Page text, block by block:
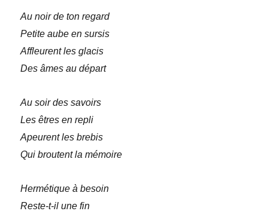
Au noir de ton regard
Petite aube en sursis
Affleurent les glacis
Des âmes au départ
Au soir des savoirs
Les êtres en repli
Apeurent les brebis
Qui broutent la mémoire
Hermétique à besoin
Reste-t-il une fin